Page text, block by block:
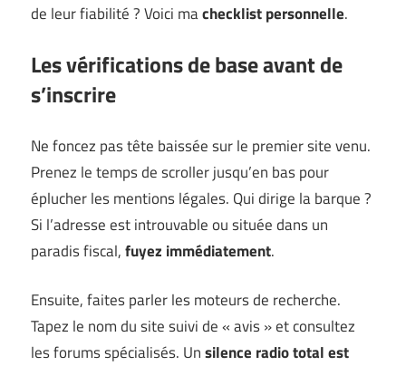
de leur fiabilité ? Voici machecklist personnelle.
Les vérifications de base avant de
s’inscrire
Ne foncez pas tête baissée sur le premier site venu.
Prenez le temps de scroller jusqu’en bas pour
éplucher les mentions légales. Qui dirige la barque ?
Si l’adresse est introuvable ou située dans un
paradis fiscal,fuyez immédiatement.
Ensuite, faites parler les moteurs de recherche.
Tapez le nom du site suivi de « avis » et consultez
les forums spécialisés. Unsilence radio total est